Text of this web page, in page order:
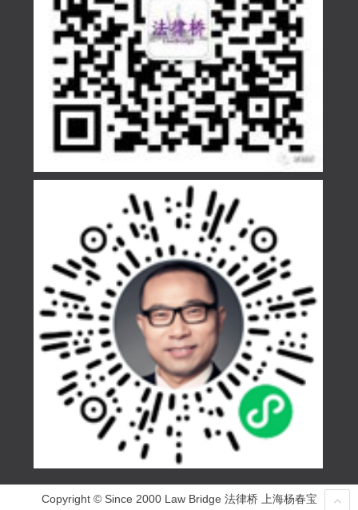
Copyright © Since 2000 Law Bridge 法律桥 上海杨春宝